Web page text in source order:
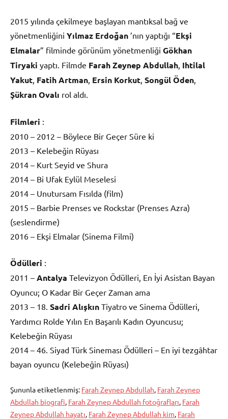
2015 yılında çekilmeye başlayan mantıksal bağ ve
yönetmenliğini Yılmaz Erdoğan ’nın yaptığı “Ekşi
Elmalar” filminde görünüm yönetmenliği Gökhan
Tiryaki yaptı. Filmde Farah Zeynep Abdullah Ihtilal
Yakut Fatih Artman Ersin Korkut Songül Öden
Şükran Ovalı rol aldı.
Filmleri :
2010 – 2012 – Böylece Bir Geçer Süre ki
2013 – Kelebeğin Rüyası
2014 – Kurt Seyid ve Shura
2014 – Bi Ufak Eylül Meselesi
2014 – Unutursam Fısılda (film)
2015 – Barbie Prenses ve Rockstar (Prenses Azra)
(seslendirme)
2016 – Ekşi Elmalar (Sinema Filmi)
Ödülleri :
2011 – Antalya Televizyon Ödülleri, En İyi Asistan Bayan
Oyuncu; O Kadar Bir Geçer Zaman ama
2013 – 18. Sadri Alışkın Tiyatro ve Sinema Ödülleri,
Yardımcı Rolde Yılın En Başarılı Kadın Oyuncusu;
Kelebeğin Rüyası
2014 – 46. Siyad Türk Sineması Ödülleri – En iyi tezgâhtar
bayan oyuncu (Kelebeğin Rüyası)
Şununla etiketlenmiş: Farah Zeynep Abdullah, Farah Zeynep
Abdullah biografi, Farah Zeynep Abdullah fotoğrafları, Farah
Zeynep Abdullah hayatı, Farah Zeynep Abdullah kim, Farah